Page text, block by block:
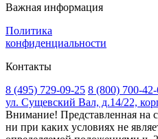
Важная информация
Политика
конфиденциальности
Контакты
8 (495) 729-09-25 8 (800) 700-
ул. Сущевский Вал, д.14/22,
Внимание! Представленная на
ни при каких условиях не